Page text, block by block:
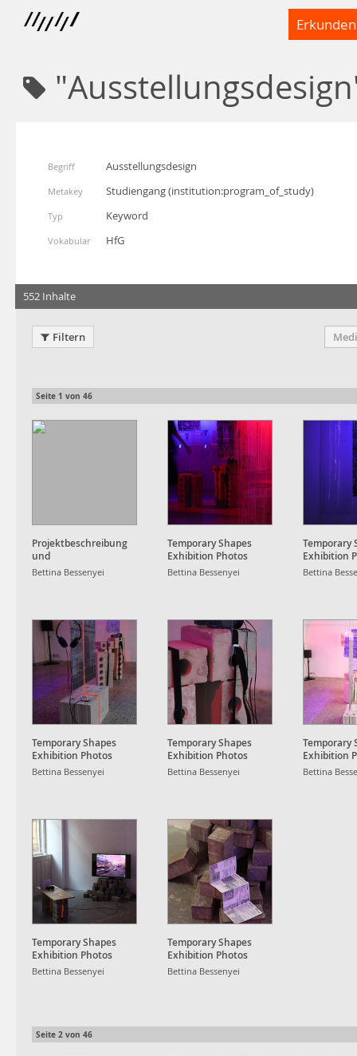
Erkunden
Begriff Ausstellungsdesign
Metakey Studiengang(institution:program_of_study)
Typ Keyword
Vokabular HfG
552 Inhalte
Filtern
Seite 1 von 46
Projektbeschreibung
und
Ausstellungskonzept
Bettina Bessenyei
Temporary Shapes
Exhibition Photos
Bettina Bessenyei
Temporary
Exhibition
Bettina
Temporary Shapes
Exhibition Photos
Bettina Bessenyei
Temporary Shapes
Exhibition Photos
Bettina Bessenyei
Temporary
Exhibition
Bettina
Temporary Shapes
Exhibition Photos
Bettina Bessenyei
Temporary Shapes
Exhibition Photos
Bettina Bessenyei
Seite 2 von 46